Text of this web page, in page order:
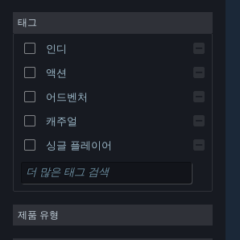
및 기타 국가에서 각각 해당 소유자의 재산입니다.개인정
보 처리방침|법적 고지|접근성|Steam 이용 약관|
환불 | 쿠키
스페인어 - 중남미
그리스어
태그
인디
액션
어드벤처
캐주얼
싱글 플레이어
시뮬레이션
RPG
전략
제품 유형